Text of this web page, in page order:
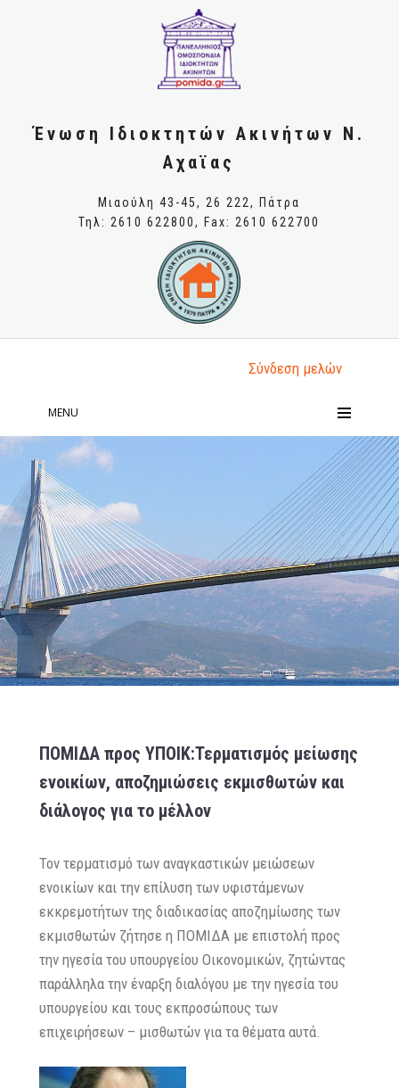
Ένωση Ιδιοκτητών Ακινήτων Ν.
Αχαϊας
Μιαούλη 43-45, 26 222, Πάτρα
Τηλ: 2610 622800, Fax: 2610 622700
Σύνδεση μελώv
MENU
ΠΟΜΙΔΑ προς ΥΠΟΙΚ:Τερματισμός μείωσης
ενοικίων, αποζημιώσεις εκμισθωτών και
διάλογος για το μέλλον
Τον τερματισμό των αναγκαστικών μειώσεων
ενοικίων και την επίλυση των υφιστάμενων
εκκρεμοτήτων της διαδικασίας αποζημίωσης των
εκμισθωτών ζήτησε η ΠΟΜΙΔΑ με επιστολή προς
την ηγεσία του υπουργείου Οικονομικών, ζητώντας
παράλληλα την έναρξη διαλόγου με την ηγεσία του
υπουργείου και τους εκπροσώπους των
επιχειρήσεων – μισθωτών για τα θέματα αυτά.